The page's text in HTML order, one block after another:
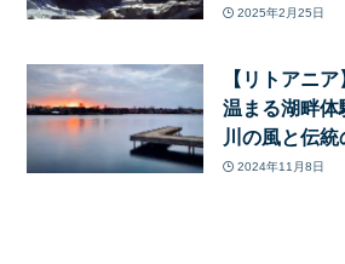
2025年2月25日
【リトアニ
温まる湖畔体
川の風と伝統
2024年11月8日